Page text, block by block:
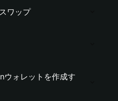
ワップ
ォレットを作成す